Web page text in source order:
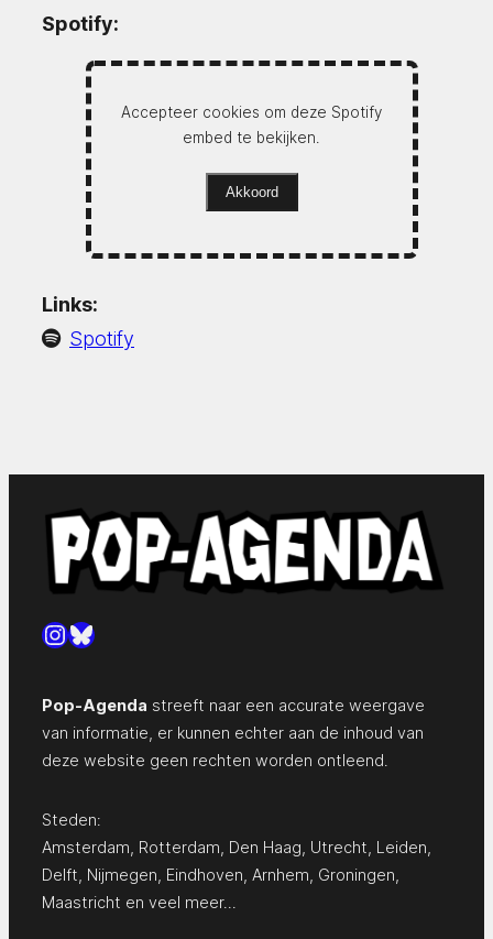
Spotify:
Accepteer cookies om deze Spotify
embed te bekijken.
Akkoord
Links:
Spotify
Instagram
Bluesky
Pop-Agenda streeft naar een accurate weergave
van informatie, er kunnen echter aan de inhoud van
deze website geen rechten worden ontleend.
Steden:
Amsterdam Rotterdam Den Haag Utrecht Leiden
Delft Nijmegen Eindhoven Arnhem Groningen
Maastricht en veel meer…